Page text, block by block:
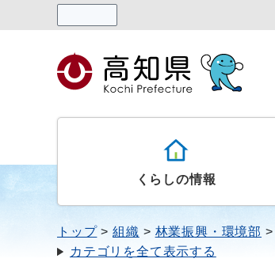
くらしの情報
トップ 組織 林業振興・環境部
カテゴリを全て表示する